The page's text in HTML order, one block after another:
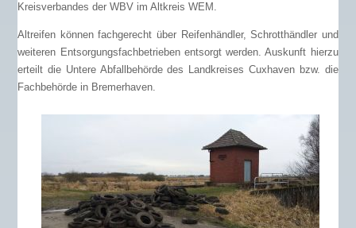
Kreisverbandes der WBV im Altkreis WEM.
Altreifen können fachgerecht über Reifenhändler, Schrotthändler und
weiteren Entsorgungsfachbetrieben entsorgt werden. Auskunft hierzu
erteilt die Untere Abfallbehörde des Landkreises Cuxhaven bzw. die
Fachbehörde in Bremerhaven.